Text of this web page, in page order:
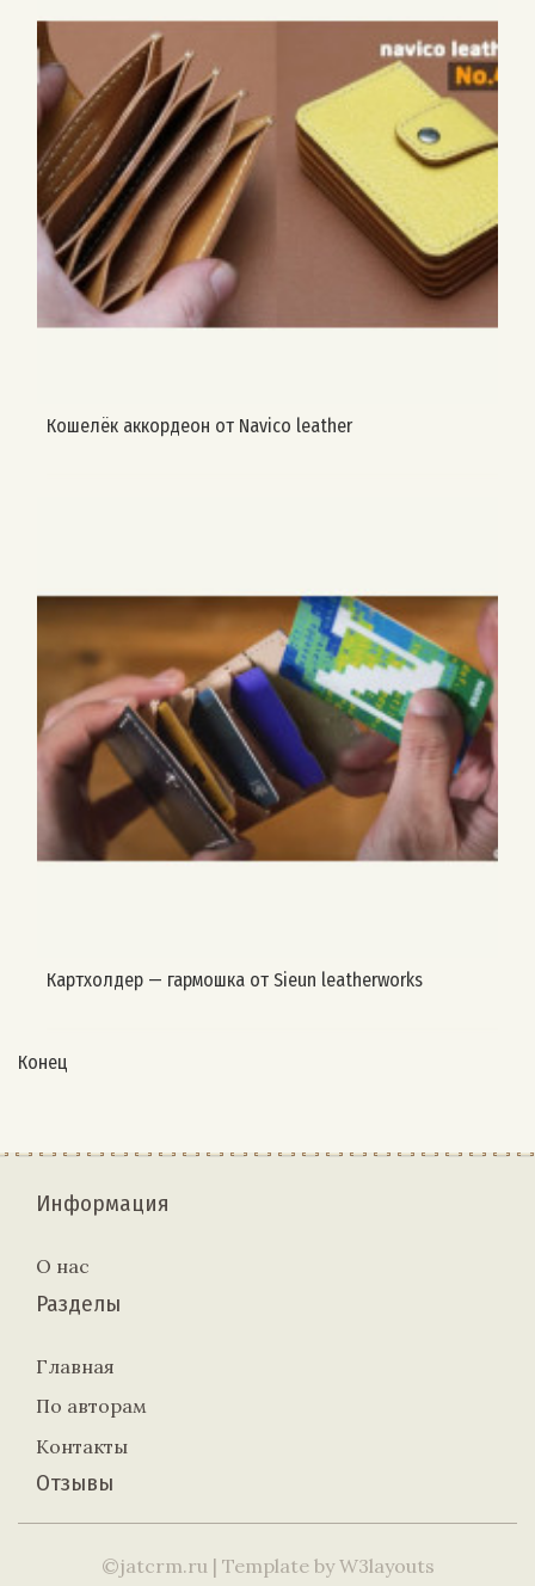
Кошелёк аккордеон от Navico leather
Картхолдер — гармошка от Sieun leatherworks
Конец
Информация
О нас
Разделы
Главная
По авторам
Контакты
Отзывы
©jatcrm.ru| Template byW3layouts